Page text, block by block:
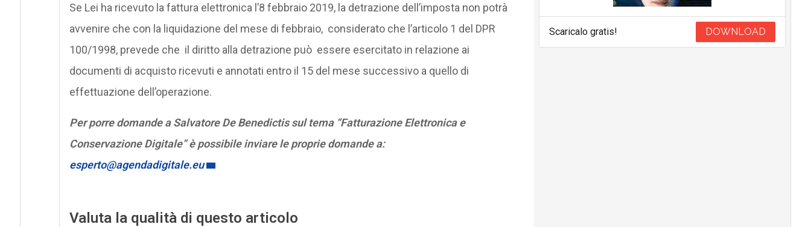
Se Lei ha ricevuto la fattura elettronica l’8 febbraio 2019, la detrazione dell’imposta non potrà
avvenire che con la liquidazione del mese di febbraio, considerato che l’articolo 1 del DPR
100/1998, prevede che il diritto alla detrazione può essere esercitato in relazione ai
documenti di acquisto ricevuti e annotati entro il 15 del mese successivo a quello di
effettuazione dell’operazione.
Per porre domande a Salvatore De Benedictis sul tema “Fatturazione Elettronica e
Conservazione Digitale” è possibile inviare le proprie domande a:
esperto@agendadigitale.eu
Valuta la qualità di questo articolo
Scaricalo gratis! DOWNLOAD